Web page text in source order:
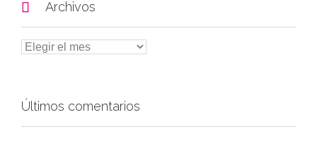
 Archivos
Últimos comentarios